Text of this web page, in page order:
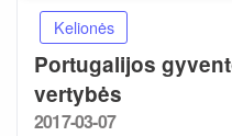
Kelionės
Portugalijos
vertybės
Posted
2017-03-07